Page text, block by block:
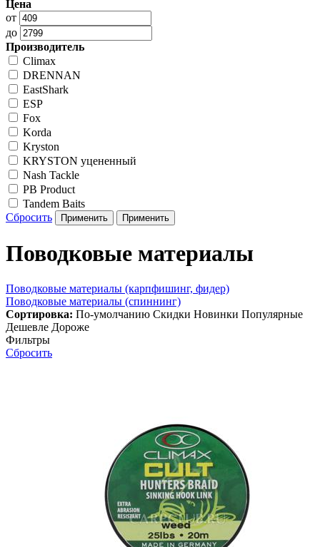
Цена
от
до
Производитель
Climax
DRENNAN
EastShark
ESP
Fox
Korda
Kryston
KRYSTON уцененный
Nash Tackle
PB Product
Tandem Baits
Сбросить
Поводковые материалы
Поводковые материалы (карпфишинг, фидер)
Поводковые материалы (спиннинг)
Сортировка: По-умолчанию Скидки Новинки Популярные
Дешевле Дороже
Фильтры
Сбросить